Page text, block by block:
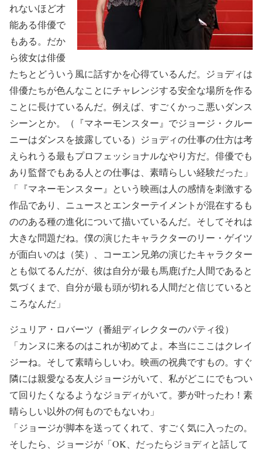
れないほど才
能ある俳優で
もある。だか
ら彼女は俳優
たちとどういう風に話すかを心得ているんだ。ジョディは
俳優たちが色んなことにチャレンジする安全な場所を作る
ことに長けているんだ。例えば、すごくかっこ悪いダンス
シーンとか。（『マネーモンスター』でジョージ・クルー
ニーはダンスを披露している）ジョディの仕事の仕方は考
えられうる最もプロフェッショナルなやり方だ。俳優でも
あり監督でもある人との仕事は、素晴らしい経験だった」
「『マネーモンスター』という映画は人の感情を刺激する
作品であり、ニュースとエンターテイメントが混在するも
ののある種の進化について描いているんだ。そしてそれは
大きな問題だね。僕の演じたキャラクターのリー・ゲイツ
が面白いのは（笑）、コーエン兄弟の演じたキャラクター
とも似てるんだが、彼は自分が最も馬鹿げた人間であると
気づくまで、自分が最も頭が切れる人間だと信じていると
ころなんだ」
ジュリア・ロバーツ（番組ディレクターのパティ役）
「カンヌに来るのはこれが初めてよ。本当にここはクレイ
ジーね。そして素晴らしいわ。映画の祝典ですもの。すぐ
隣には親愛なる友人ジョージがいて、私がどこにでもつい
て回りたくなるようなジョディがいて。夢が叶ったわ！素
晴らしい以外の何ものでもないわ」
「ジョージが脚本を送ってくれて、すごく気に入ったの。
そしたら、ジョージが「OK、だったらジョディと話して